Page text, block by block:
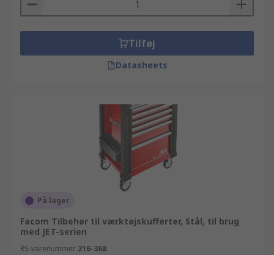
Tilføj
Datasheets
På lager
Facom Tilbehør til værktøjskufferter, Stål, til brug
med JET-serien
RS-varenummer 216-368